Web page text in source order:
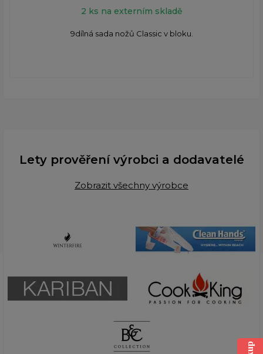
2 ks na externím skladě
9dílná sada nožů Classic v bloku.
Lety prověření výrobci a dodavatelé
Zobrazit všechny výrobce